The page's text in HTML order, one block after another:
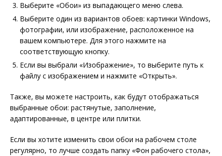
Выберите «Обои» из выпадающего меню слева.
Выберите один из вариантов обоев: картинки Windows,
фотографии, или изображение, расположенное на
вашем компьютере. Для этого нажмите на
соответствующую кнопку.
Если вы выбрали «Изображение», то выберите путь к
файлу с изображением и нажмите «Открыть».
Также, вы можете настроить, как будут отображаться
выбранные обои: растянутые, заполнение,
адаптированные, в центре или плитки.
Если вы хотите изменить свои обои на рабочем столе
регулярно, то лучше создать папку «Фон рабочего стола»,